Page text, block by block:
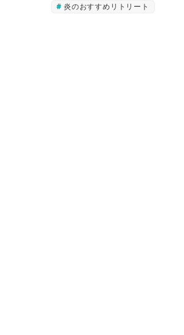
炎のおすすめリトリート